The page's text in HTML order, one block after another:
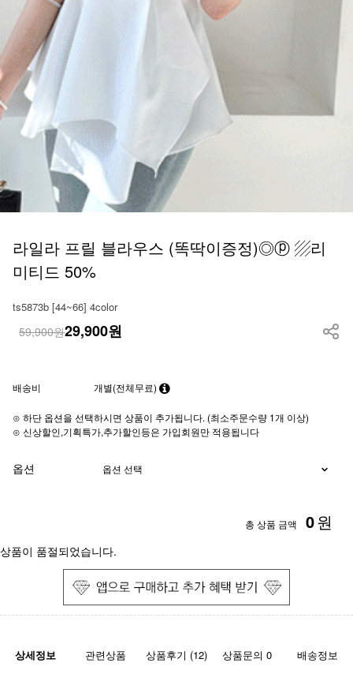
라일라 프릴 블라우스 (똑딱이증정)◎ⓟ ▨리
미티드 50%
ts5873b [44~66] 4color
59,900원29,900원
배송비 개별(전체무료)
⊙ 하단 옵션을 선택하시면 상품이 추가됩니다. (최소주문수량 1개 이상)
⊙ 신상할인,기획특가,추가할인등은 가입회원만 적용됩니다
옵션
총 상품 금액 0원
상품이 품절되었습니다.
상세정보 관련상품 상품후기 (12) 상품문의 0 배송정보